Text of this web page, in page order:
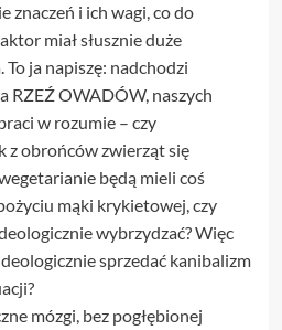
znaczeń i ich wagi, co do
miał słusznie duże
To ja napiszę: nadchodzi
RZEŹ OWADÓW, naszych
w rozumie – czy
z obrońców zwierząt się
będą mieli coś
mąki krykietowej, czy
wybrzydzać? Więc
sprzedać kanibalizm
mózgi, bez pogłębionej